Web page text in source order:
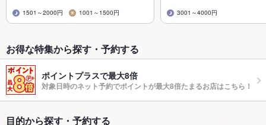
1501～2000円 1001～1500円 3001～4000円
お得な特集から探す・予約する
ポイントプラスで最大8倍
対象日時のネット予約でポイントが最大8倍たまるお店はこちら！
目的から探す・予約する